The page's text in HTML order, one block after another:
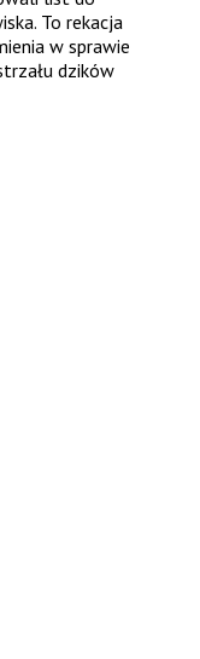
To rekacja
w sprawie
dzików